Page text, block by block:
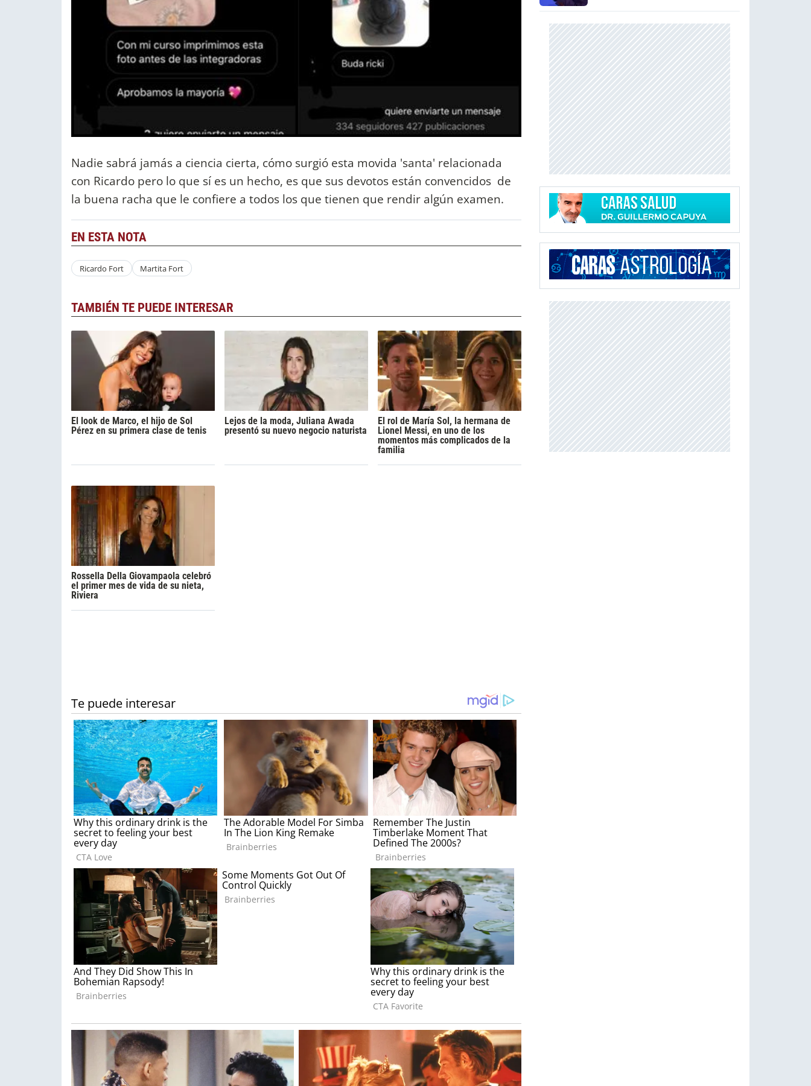
Nadie sabrá jamás a ciencia cierta, cómo surgió esta movida 'santa' relacionada
con Ricardo pero lo que sí es un hecho, es que sus devotos están convencidos de
la buena racha que le confiere a todos los que tienen que rendir algún examen.
EN ESTA NOTA
Ricardo Fort Martita Fort
TAMBIÉN TE PUEDE INTERESAR
El look de Marco, el hijo de Sol
Pérez en su primera clase de tenis
Lejos de la moda, Juliana Awada
presentó su nuevo negocio naturista
El rol de María Sol, la hermana de
Lionel Messi, en uno de los
momentos más complicados de la
familia
Rossella Della Giovampaola celebró
el primer mes de vida de su nieta,
Riviera